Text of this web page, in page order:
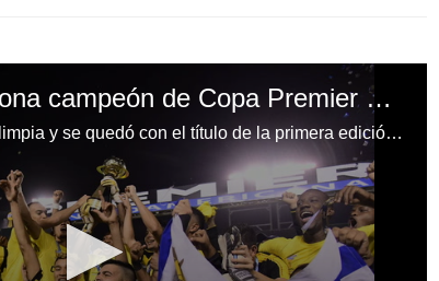
Real España se corona campeón de Copa Premier Centroamericana tras vencer a Olimpia
Real España derrotó 2-0 al Olimpia y se quedó con el título de la primera edición de la Copa Premier Centroamericana.